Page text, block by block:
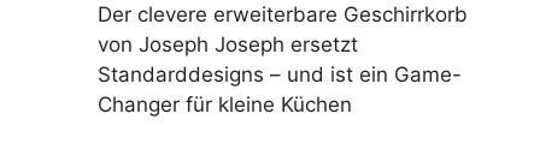
Der clevere erweiterbare Geschirrkorb
von Joseph Joseph ersetzt
Standarddesigns – und ist ein Game-
Changer für kleine Küchen